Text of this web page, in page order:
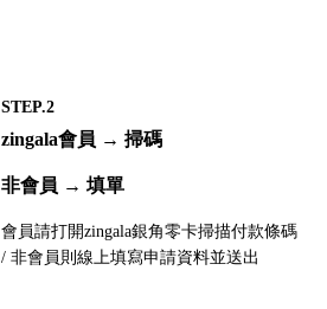
STEP.2
zingala會員 → 掃碼
非會員 → 填單
會員請打開zingala銀角零卡掃描付款條碼
/ 非會員則線上填寫申請資料並送出